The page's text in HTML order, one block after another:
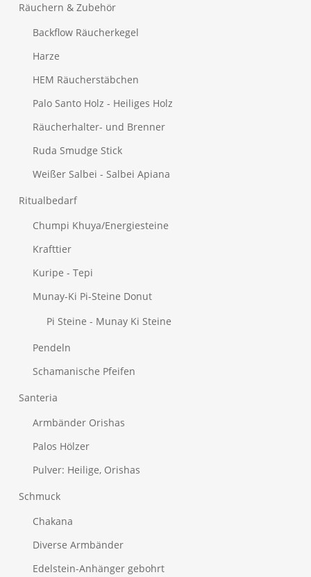
Räuchern & Zubehör
Backflow Räucherkegel
Harze
HEM Räucherstäbchen
Palo Santo Holz - Heiliges Holz
Räucherhalter- und Brenner
Ruda Smudge Stick
Weißer Salbei - Salbei Apiana
Ritualbedarf
Chumpi Khuya/Energiesteine
Krafttier
Kuripe - Tepi
Munay-Ki Pi-Steine Donut
Pi Steine - Munay Ki Steine
Pendeln
Schamanische Pfeifen
Santeria
Armbänder Orishas
Palos Hölzer
Pulver: Heilige, Orishas
Schmuck
Chakana
Diverse Armbänder
Edelstein-Anhänger gebohrt